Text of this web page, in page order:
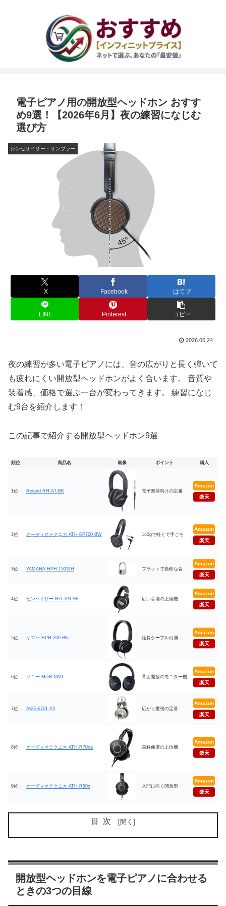
電子ピアノ用の開放型ヘッドホン おすす
め9選！【2026年6月】夜の練習になじむ
選び方
シンセサイザー・サンプラー
X Facebook はてブ
LINE Pinterest コピー
2026.06.24
夜の練習が多い電子ピアノには、音の広がりと長く弾いて
も疲れにくい開放型ヘッドホンがよく合います。 音質や
装着感、価格で選ぶ一台が変わってきます。 練習になじ
む9台を紹介します！
この記事で紹介する開放型ヘッドホン9選
順位 商品名 画像 ポイント 購入
1位 Roland RH-A7-BK 電子楽器向けの定番
Amazon
楽天
2位 オーディオテクニカ ATH-EP700 BW 140gで軽くて手ごろ
Amazon
楽天
3位 YAMAHA HPH-150WH フラットで自然な音
Amazon
楽天
4位 ゼンハイザー HD 599 SE 広い音場の上級機
Amazon
楽天
5位 ヤマハ HPH-200 BK 延長ケーブル付属
Amazon
楽天
6位 ソニー MDR-MV1 背面開放のモニター機
Amazon
楽天
7位 AKG K701-Y3 広がり重視の定番
Amazon
楽天
8位 オーディオテクニカ ATH-R70xa 高解像度の上位機
Amazon
楽天
9位 オーディオテクニカ ATH-R50x 入門に向く開放型
Amazon
楽天
目次
開放型ヘッドホンを電子ピアノに合わせる
ときの3つの目線